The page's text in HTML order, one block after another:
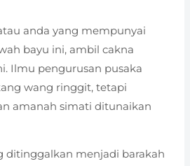
anda yang mempunyai
bayu ini, ambil cakna
Ilmu pengurusan pusaka
wang ringgit, tetapi
amanah simati ditunaikan
ditinggalkan menjadi barakah